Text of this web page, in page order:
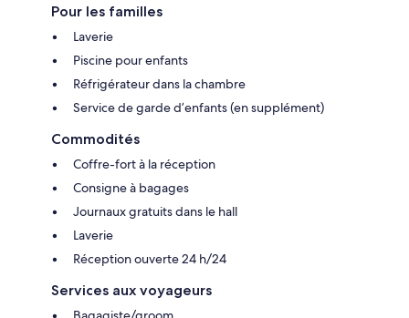
Pour les familles
Laverie
Piscine pour enfants
Réfrigérateur dans la chambre
Service de garde d’enfants (en supplément)
Commodités
Coffre-fort à la réception
Consigne à bagages
Journaux gratuits dans le hall
Laverie
Réception ouverte 24 h/24
Services aux voyageurs